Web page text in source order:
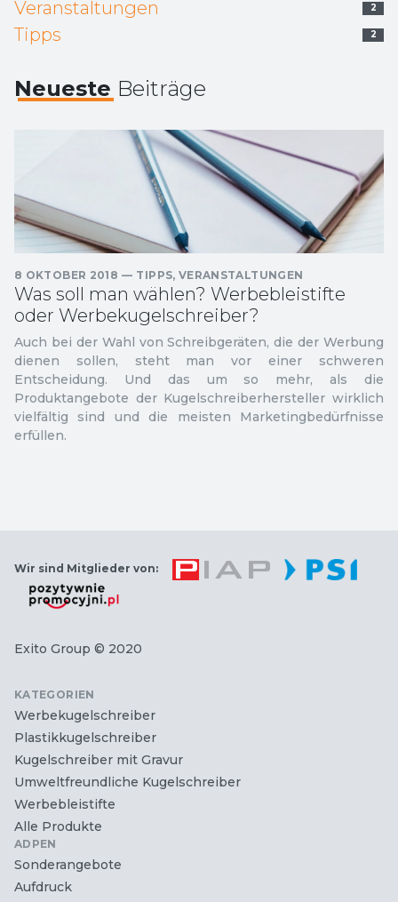
Veranstaltungen 2
Tipps 2
Neueste Beiträge
8 OKTOBER 2018 — TIPPS, VERANSTALTUNGEN
Was soll man wählen? Werbebleistifte
oder Werbekugelschreiber?
Auch bei der Wahl von Schreibgeräten, die der Werbung
dienen sollen, steht man vor einer schweren
Entscheidung. Und das um so mehr, als die
Produktangebote der Kugelschreiberhersteller wirklich
vielfältig sind und die meisten Marketingbedürfnisse
erfüllen.
Wir sind Mitglieder von:
Exito Group © 2020
KATEGORIEN
Werbekugelschreiber
Plastikkugelschreiber
Kugelschreiber mit Gravur
Umweltfreundliche Kugelschreiber
Werbebleistifte
Alle Produkte
ADPEN
Sonderangebote
Aufdruck